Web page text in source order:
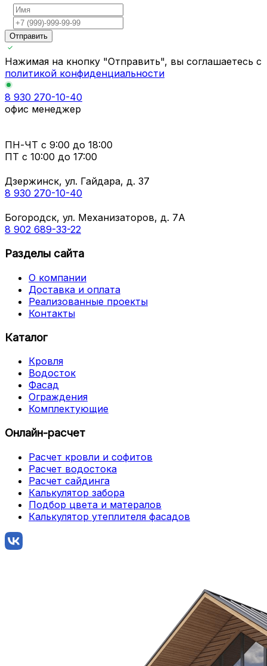
Отправить
Нажимая на кнопку "Отправить", вы соглашаетесь с
политикой конфиденциальности
8 930 270-10-40
офис менеджер
ПН-ЧТ с 9:00 до 18:00
ПТ с 10:00 до 17:00
Дзержинск, ул. Гайдара, д. 37
8 930 270-10-40
Богородск, ул. Механизаторов, д. 7А
8 902 689-33-22
Разделы сайта
О компании
Доставка и оплата
Реализованные проекты
Контакты
Каталог
Кровля
Водосток
Фасад
Ограждения
Комплектующие
Онлайн-расчет
Расчет кровли и софитов
Расчет водостока
Расчет сайдинга
Калькулятор забора
Подбор цвета и матералов
Калькулятор утеплителя фасадов